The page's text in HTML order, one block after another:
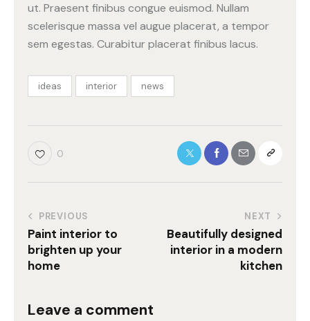
ut. Praesent finibus congue euismod. Nullam
scelerisque massa vel augue placerat, a tempor
sem egestas. Curabitur placerat finibus lacus.
ideas interior news
0
PREVIOUS
Paint interior to
brighten up your
home
NEXT
Beautifully designed
interior in a modern
kitchen
Leave a comment